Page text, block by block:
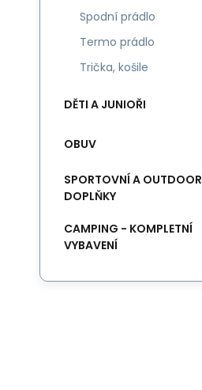
Spodní prádlo
Termo prádlo
Trička, košile
DĚTI A JUNIOŘI
OBUV
SPORTOVNÍ A OUTDOOR
DOPLŇKY
CAMPING - KOMPLETNÍ
VYBAVENÍ